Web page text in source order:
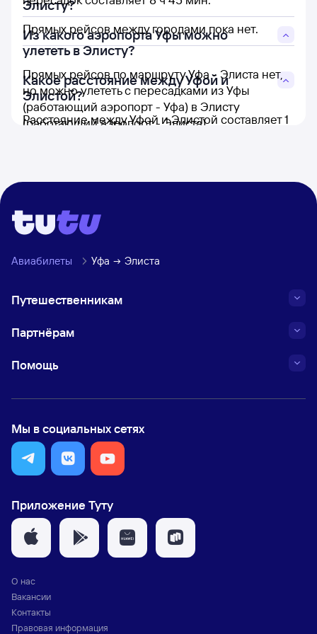
Элисту?
Прямых рейсов между городами пока нет.
Из какого аэропорта Уфы можно
улететь в Элисту?
Прямых рейсов по маршруту Уфа - Элиста нет,
но можно улететь с пересадками из Уфы
(работающий аэропорт - Уфа) в Элисту
(работающий аэропорт - Элиста).
Какое расстояние между Уфой и
Элистой?
Расстояние между Уфой и Элистой составляет 1
Авиабилеты Уфа Элиста
Путешественникам
Партнёрам
Помощь
Мы в социальных сетях
Приложение Туту
О нас
Вакансии
Контакты
Правовая информация